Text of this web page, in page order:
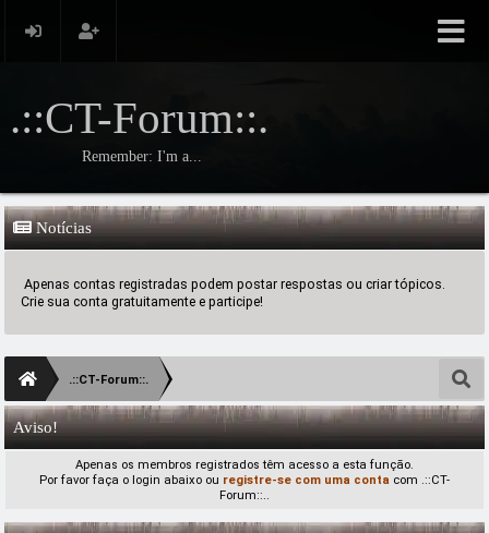
.::CT-Forum::.
Remember: I'm a...
Notícias
Apenas contas registradas podem postar respostas ou criar tópicos.
Crie sua conta gratuitamente e participe!
.::CT-Forum::.
Aviso!
Apenas os membros registrados têm acesso a esta função.
Por favor faça o login abaixo ou registre-se com uma conta com .::CT-
Forum::..